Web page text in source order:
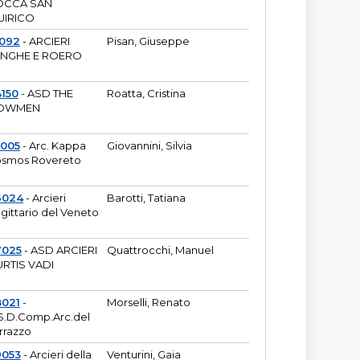
SAN
- ARCIERI
E ROERO
Pisan, Giuseppe
- ASD THE
Roatta, Cristina
- Arc. Kappa
Rovereto
Giovannini, Silvia
- Arcieri
del Veneto
Barotti, Tatiana
- ASD ARCIERI
VADI
Quattrocchi, Manuel
-
Morselli, Renato
- Arcieri della Venturini, Gaia